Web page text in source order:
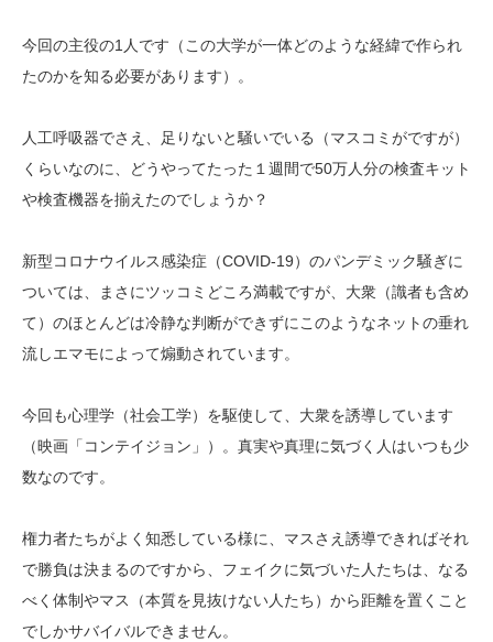
今回の主役の1人です（この大学が一体どのような経緯で作られ
たのかを知る必要があります）。
人工呼吸器でさえ、足りないと騒いでいる（マスコミがですが）
くらいなのに、どうやってたった１週間で50万人分の検査キット
や検査機器を揃えたのでしょうか？
新型コロナウイルス感染症（COVID-19）のパンデミック騒ぎに
ついては、まさにツッコミどころ満載ですが、大衆（識者も含め
て）のほとんどは冷静な判断ができずにこのようなネットの垂れ
流しエマモによって煽動されています。
今回も心理学（社会工学）を駆使して、大衆を誘導しています
（映画「コンテイジョン」）。真実や真理に気づく人はいつも少
数なのです。
権力者たちがよく知悉している様に、マスさえ誘導できればそれ
で勝負は決まるのですから、フェイクに気づいた人たちは、なる
べく体制やマス（本質を見抜けない人たち）から距離を置くこと
でしかサバイバルできません。